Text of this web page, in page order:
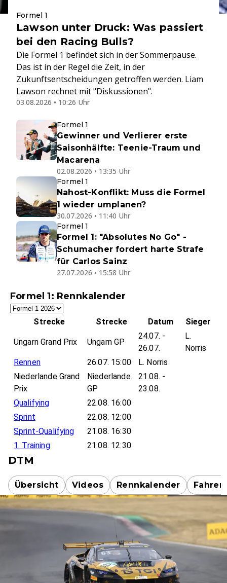
Formel 1
Lawson unter Druck: Was passiert
bei den Racing Bulls?
Die Formel 1 befindet sich in der Sommerpause.
Das ist in der Regel die Zeit, in der
Zukunftsentscheidungen getroffen werden. Liam
Lawson rechnet mit "Diskussionen".
03.08.2026 • 10:26 Uhr
Formel 1
Gewinner und Verlierer erste
Saisonhälfte: Teenie-Traum und
Macarena
02.08.2026 • 13:35 Uhr
Formel 1
Nahost-Konflikt: Muss die Formel
1 wieder umplanen?
30.07.2026 • 11:40 Uhr
Formel 1
Formel 1: "Absolutes No Go" -
Schumacher fordert harte Strafe
für Carlos Sainz
27.07.2026 • 15:58 Uhr
Formel 1: Rennkalender
Strecke Strecke Datum Sieger
Ungarn Grand Prix Ungarn GP
24.07. -
26.07.
L.
Norris
Rennen
26.07. 15:00
L. Norris
Niederlande Grand
Prix
Niederlande
GP
21.08. -
23.08.
Qualifying
22.08. 16:00
Sprint
22.08. 12:00
Sprint-Qualifying
21.08. 16:30
1. Training
21.08. 12:30
DTM
Übersicht Videos Rennkalender